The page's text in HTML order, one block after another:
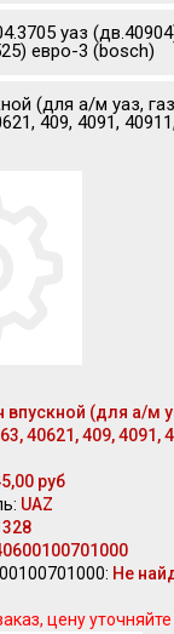
уаз
евро-3 (bosch)
(для а/м уаз,
409, 4091,
впускной (для а/м
40621, 409, 4091,
руб
UAZ
Не
цену